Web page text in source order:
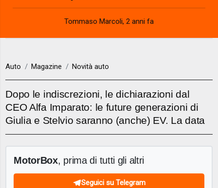
Tommaso Marcoli, 2 anni fa
Auto Magazine Novità auto
Dopo le indiscrezioni, le dichiarazioni dal
CEO Alfa Imparato: le future generazioni di
Giulia e Stelvio saranno (anche) EV. La data
MotorBox, prima di tutti gli altri
Seguici su Telegram